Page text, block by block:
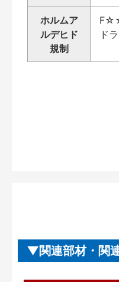
ホルムア
ルデヒド
規制
ド
関連部材・関